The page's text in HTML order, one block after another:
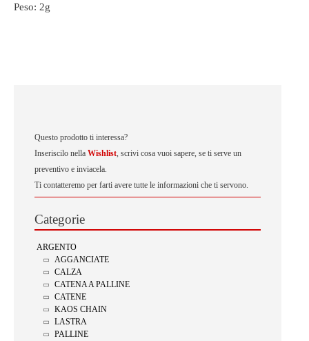
Questo prodotto ti interessa?
Inseriscilo nella Wishlist, scrivi cosa vuoi sapere, se ti serve un
preventivo e inviacela.
Ti contatteremo per farti avere tutte le informazioni che ti servono.
Categorie
ARGENTO
AGGANCIATE
CALZA
CATENA A PALLINE
CATENE
KAOS CHAIN
LASTRA
PALLINE
Peso: 2g